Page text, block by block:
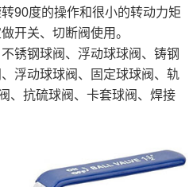
90度的操作和很小的转动力矩
开关、切断阀使用。
锈钢球阀、浮动球球阀、铸钢
浮动球球阀、固定球球阀、轨
、抗硫球阀、卡套球阀、焊接